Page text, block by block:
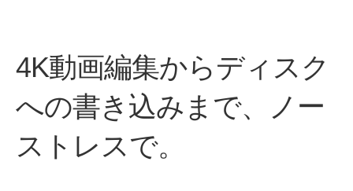
4K動画編集からディスク
への書き込みまで、ノー
ストレスで。